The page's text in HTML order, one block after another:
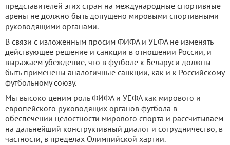
представителей этих стран на международные спортивные
арены не должно быть допущено мировыми спортивными
руководящими органами.
В связи с изложенным просим ФИФА и УЕФА не изменять
действующее решение и санкции в отношении России, и
выражаем убеждение, что в футболе к Беларуси должны
быть применены аналогичные санкции, как и к Российскому
футбольному союзу.
Мы высоко ценим роль ФИФА и УЕФА как мирового и
европейского руководящих органов футбола в
обеспечении целостности мирового спорта и рассчитываем
на дальнейший конструктивный диалог и сотрудничество, в
частности, в пределах Олимпийской хартии.